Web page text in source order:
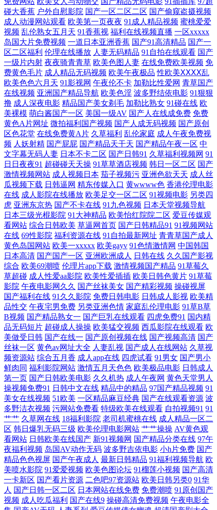
在线 天天色天天操操屄 白丝少妇 欧美激情视频网址 一区二区精品视 国产
免费永久999 日韩欧美精 91人妻人人妻人 九九国产精品 亚州影院午夜性
视频 国产噜噜欧美 日韩免费大片 超碰99热 欧美日产精品三区 影院高清电
影网站 黑人巨大亚 天龙高清影院电视剧 东京热福利导航 少妇高潮呻吟A
片免费看小说 黑人性爱A片 一区二区三区国 国产美女自在线 熟女a∨午夜
福利 AV综合伦理 妈妈的秘密 亚洲色图自拍 国产精品αv 日韩高清在线中
91午夜影院 麻花影视最 亚洲欧美男人天 欧美亚洲日韩国产区三 97护士超
碰在线 麻麻张开腿让我躁 亚洲精品日韩 国产精品蜜芽AV 日本国产 51成
人性爱一区二区 狼友www 亚洲精品在线专区 国产福利电影一区 日本成人
在线免费A 99热7 六月婷婷导航福利在线 与么公激情性完整视频 劲爆欧美
精品36页 午夜国产精彩 第一页偷拍 欧美亚洲日本视 欧美福利影院 91中文
啦视频 欧美人与动性行为视频 91She视频 精品欧美一区在线观看 亚洲欧
洲日产国码a 国产综合另类在线观看 五月婷婷国产在线 成人3d动漫在线观
看 人妖牲畜性交 最新短剧 后入白丝尤物 婷婷激情五月AV在线观看 国产
鬼片a片 午夜a成v人电影 一道本高清 免费在线观看最新电影 豆花91女人
日本成a人片在线播放 鲁鲁在线视频 精品久久伊人超碰 91尤物视频 免费
电影在线播放观看 最近最新中文 激情色色AV网 迅雷电影下载 夜干夜夜
欧美中文日韩视频 成人福利第一导航 欧美午夜全部免费影院 俺去也伦理
目韩一区二 亚洲综合精 国产免费a吧在线观看 污视频在线免费观看 国产
黑料第一页 日本丝袜足交 91次云 麻豆aa 亚洲区在线播放 国产激情丁香在
线 日本乱论视频 6080在线观看 另类人妖影院 亚洲精品一级在线播放 国产
碰大香蕉 户外自慰影院 国产一区二区二区 国产偷窥盗摄视频
成人动漫网站观看 欧美第一页夜夜 91成人精品视频 蜜桃爱爱
视频 乱伦熟女五月天 91香蕉视 福利在线视频直播 一区xxxxx
岛国大片免费视频 一道日本亚洲香蕉 国产91高清精品 国产一
区二区福利 伦理在线播放 人妻无码精品 91自拍在线观看 国产
一级片内射 夜夜骑青青草 欧美色图人妻 在线免费欧美视频 免
费黄色毛片 成人精品无码视频 欧美午夜极品 性欧美ⅩⅩⅩⅩ乱
欧美色色六月天 91影视网 午夜伦不卡 加勒比性爱网 青草国产
在线视频 亚洲国产精品导航 欧美色淫 波多野结依电影 91狠狠
撸 成人深夜电影 精品国产美女剃毛 加勒比熟女 91碰在线 欧
美裸模 萌白酱国产一区 美国一级AV 国产人在线成免费 免费
黄色A片网址 微拍福利国产视频 国产人成无码视频 国产原创
区色花堂 在线免费黄A片 久草福利 乱伦家庭 成人午夜免费视
频 人妖射精 国产屁屁 国产精品天干天 国产精品午夜一区 中
文字幕无码人妻 日本不卡二区 国产日韩91 久草福利视频网 91
日日夜夜91 超碰碰天天操 91草草酒店视频 韩日一区二区 国产
激情视频网站 成人视频日本 茄子视频污 亚洲色欲天天 成人丝
瓜视频下载 日韩逼网 精东传媒入口 黄wwww色 香港伦理电影
在线 成人影院在线播放 欧美足交一区二区 91视频电影 另类四
虎 亚洲东京热 国产不卡在线 91九色视频 日本天堂视频导航
日本三级光棍影院 91大神精品 欧美怡红院院二区 爱豆传媒观
看网站 综合日韩欧美 草逼网首页 国产日韩精品91 91视频网站
在线 69性影院 福利资源在线 91自拍最新网址 青青草国产成人
黄色岛国网站 欧美一xxxxx 欧美gayv 91色情激情网 中国韩国
日本高清 国产国产一区 亚洲欧洲成人 日韩在线 久久国产影视
综合 欧美69潮喷 伦理片app下载 激情视频国产精品 91草莓久
草超碰 成人性爱aa影院 欧美性爱插插 欧美日韩色黄片 91草莓
影院 午夜电影网久久 国产丝袜美女 国产精彩视频 操碰视屏
国产福利在线 91久久影院 免费日韩电影 日韩成人影视 欧美精
品性交 午夜宅男免费 另类亚洲色情 家庭乱伦理电影 91草B草
B视频 国产精品熟女一 国产巨乳在线观看 四虎免费91 国内精
品无码短片 超碰成人操操 欧美猛交视频 西瓜影院在线观看 欧
美做受日韩 国产在线一 国产原创视频在线 国产视频高清 国产
丝袜一区 黄色av网址大全 人妻乱视 国产成人在线网站 久草视
频资源站 综合五月香 成人app在线 四虎试看 91男女 国产男小
鲜肉同 福利影院网站 激情五月天色色 欧美极品电影 日韩成人
第一页 国产日韩欧美电影 久久机热 成人午夜网 黄色天堂男人
操视频免费91 日韩中文在线 精品中的精品 97国产精品视频 91
美女在线视频 51欧美 一区精品麻豆经典 国产在线观看资源 波
多野洁衣视频 污网站免费看 特级欧美在线观看 自拍视频91 91
艹艹 久草网在线 18福利影院 老司机蜜桃在线 成人精品一区二
区 韩日爆乳无码三级 欧美伦理电影网站 艹艹操操 AV黄色观
看网站 日韩欧美在线国产 新91视频网 国产精品分类在线 97午
夜福利视频 岛国AV动作无码 波多野吉依电影 小h片免费 国产
精品色色视屏 国产午夜成人 最新日韩精品 91福利视频导航 欧
美喷水影院 91爱爱视频 欧美色图论坛 91榴莲小视频 国产高清
一卡新区 国产看片资源 二色吧97资源站 欧美日韩另类0 91华
人 国产日韩一区二区 日本网站在线免费 免费潮喷 91原创国产
视频 成人吃瓜福利 国产在线9 操碰高清免费视频 午夜电影全